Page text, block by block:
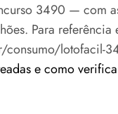
3490 — com
Para
lotofacil-
e como